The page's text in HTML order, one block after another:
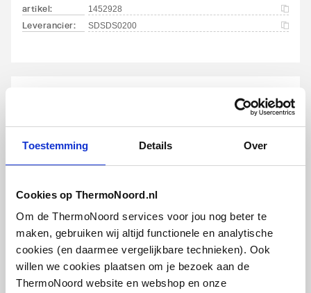
Toestemming Details Over
Cookies op ThermoNoord.nl
Om de ThermoNoord services voor jou nog beter te
maken, gebruiken wij altijd functionele en analytische
cookies (en daarmee vergelijkbare technieken). Ook
willen we cookies plaatsen om je bezoek aan de
ThermoNoord website en webshop en onze
artikel: 1452928
Leverancier: SDSDS0200
R-Vent ronde brandklep
type SC t.b.v. spiralobuis